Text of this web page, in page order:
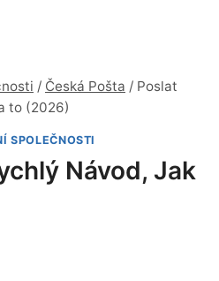
/ Česká Pošta / Poslat
to (2026)
SPOLEČNOSTI
Návod, Jak